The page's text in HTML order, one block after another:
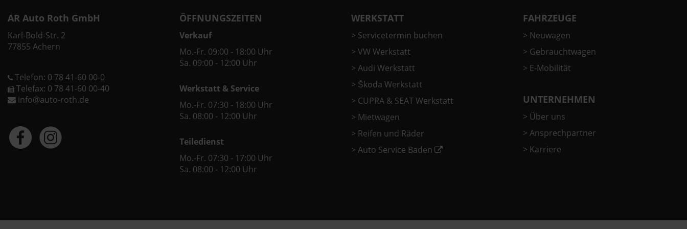
AR Auto Roth GmbH
Karl-Bold-Str. 2
77855 Achern
Telefon: 0 78 41-60 00-0
Telefax: 0 78 41-60 00-40
info@auto-roth.de
ÖFFNUNGSZEITEN
Verkauf
Mo.-Fr. 09:00 - 18:00 Uhr
Sa. 09:00 - 12:00 Uhr
Werkstatt & Service
Mo.-Fr. 07:30 - 18:00 Uhr
Sa. 08:00 - 12:00 Uhr
Teiledienst
Mo.-Fr. 07:30 - 17:00 Uhr
Sa. 08:00 - 12:00 Uhr
WERKSTATT
> Servicetermin buchen
> VW Werkstatt
> Audi Werkstatt
> Škoda Werkstatt
> CUPRA & SEAT Werkstatt
> Mietwagen
> Reifen und Räder
> Auto Service Baden
FAHRZEUGE
> Neuwagen
> Gebrauchtwagen
> E-Mobilität
UNTERNEHMEN
> Über uns
> Ansprechpartner
> Karriere